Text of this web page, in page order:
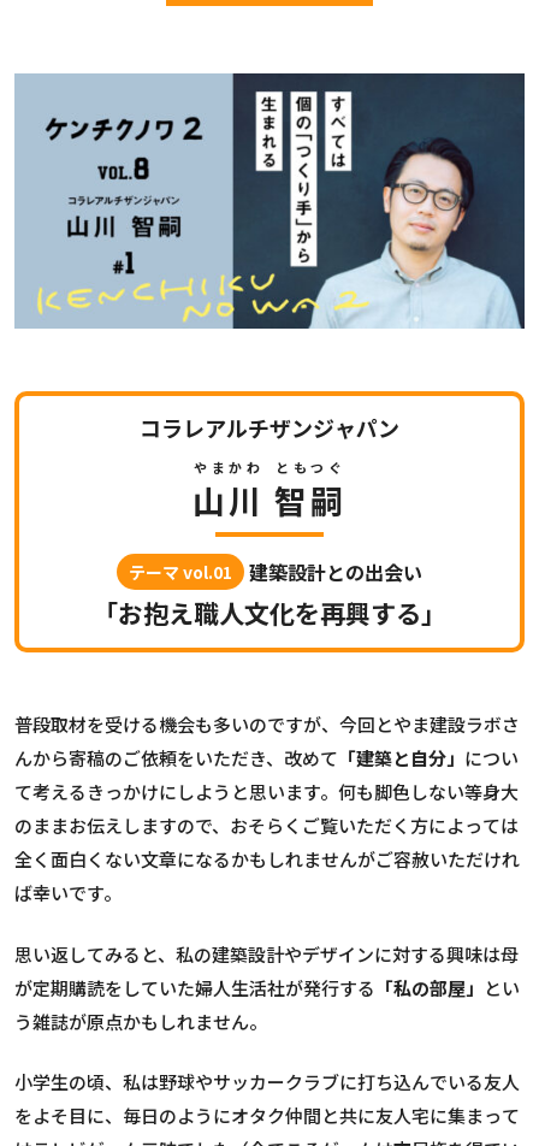
コラレアルチザンジャパン
山川
やまかわ
智嗣
ともつぐ
テーマ vol.01 建築設計との出会い
「お抱え職人文化を再興する」
普段取材を受ける機会も多いのですが、今回とやま建設ラボさ
んから寄稿のご依頼をいただき、改めて 「建築と自分」 につい
て考えるきっかけにしようと思います。何も脚色しない等身大
のままお伝えしますので、おそらくご覧いただく方によっては
全く面白くない文章になるかもしれませんがご容赦いただけれ
ば幸いです。
思い返してみると、私の建築設計やデザインに対する興味は母
が定期購読をしていた婦人生活社が発行する 「私の部屋」 とい
う雑誌が原点かもしれません。
小学生の頃、私は野球やサッカークラブに打ち込んでいる友人
をよそ目に、毎日のようにオタク仲間と共に友人宅に集まって